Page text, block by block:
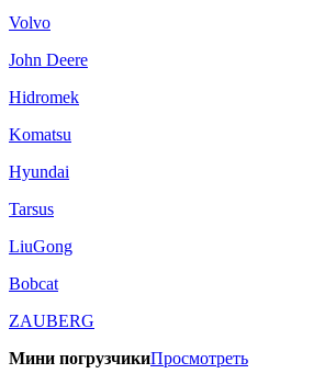
Volvo
John Deere
Hidromek
Komatsu
Hyundai
Tarsus
LiuGong
Bobcat
ZAUBERG
Мини погрузчикиПросмотреть